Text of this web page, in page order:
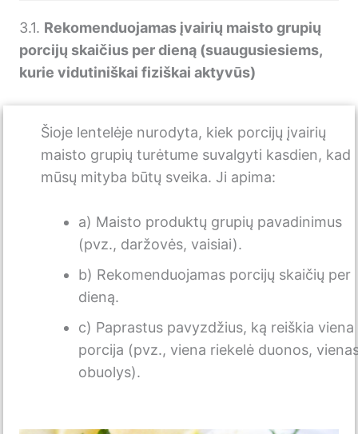
3.1. Rekomenduojamas įvairių maisto grupių
porcijų skaičius per dieną (suaugusiesiems,
kurie vidutiniškai fiziškai aktyvūs)
Šioje lentelėje nurodyta, kiek porcijų įvairių
maisto grupių turėtume suvalgyti kasdien, kad
mūsų mityba būtų sveika. Ji apima:
a) Maisto produktų grupių pavadinimus
(pvz., daržovės, vaisiai).
b) Rekomenduojamas porcijų skaičių per
dieną.
c) Paprastus pavyzdžius, ką reiškia viena
porcija (pvz., viena riekelė duonos,
obuolys).